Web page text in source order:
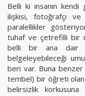
Belli ki insanın
ilişkisi, fotoğrafçı
paralellikler
tuhaf ve çetrefilli bir
belli bir ana dair
belgeleyebileceği
beri var. Buna benzer
tembel) bir öğreti
belirsizlik